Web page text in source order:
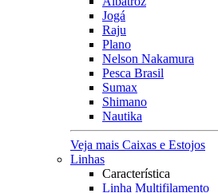
Jogá
Raju
Plano
Nelson Nakamura
Pesca Brasil
Sumax
Shimano
Nautika
Veja mais Caixas e Estojos
Linhas
Característica
Linha Multifilamento